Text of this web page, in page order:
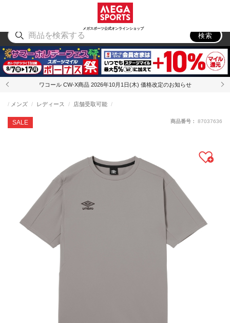
メガスポーツ公式オンラインショップ
アウトドア
検索
ワコール CW-X商品 2026年10月1日(木) 価格改定のお知らせ
SALE
メンズ レディース 店舗受取可能
商品番号： 87037636